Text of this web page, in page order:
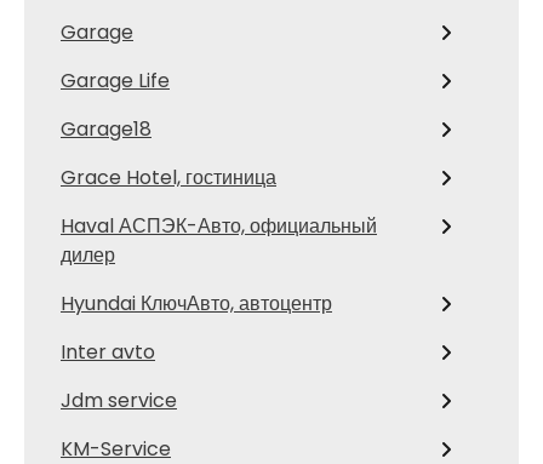
Garage
Garage Life
Garage18
Grace Hotel, гостиница
Haval АСПЭК-Авто, официальный
дилер
Hyundai КлючАвто, автоцентр
Inter avto
Jdm service
KM-Service